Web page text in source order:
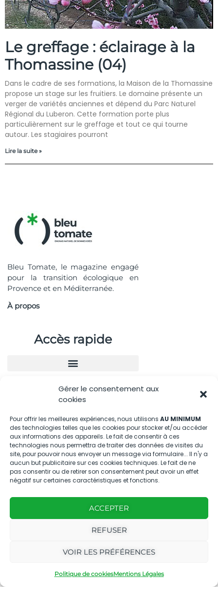
Gérer le consentement aux
cookies
Pour offrir les meilleures expériences, nous utilisons AU MINIMUM
des technologies telles que les cookies pour stocker et/ou accéder
aux informations des appareils. Le fait de consentir à ces
technologies nous permettra de traiter des données de visites du
site, pour pouvoir nous envoyer un message via formulaire... Il n'y a
aucun but publicitaire sur ces cookies techniques. Le fait de ne
pas consentir ou de retirer son consentement peut avoir un effet
négatif sur certaines caractéristiques et fonctions.
ACCEPTER
REFUSER
VOIR LES PRÉFÉRENCES
Politique de cookiesMentions Légales
Le greffage : éclairage à la
Thomassine (04)
Dans le cadre de ses formations, la Maison de la Thomassine
propose un stage sur les fruitiers. Le domaine présente un
verger de variétés anciennes et dépend du Parc Naturel
Régional du Luberon. Cette formation porte plus
particulièrement sur le greffage et tout ce qui tourne
autour. Les stagiaires pourront
Lire la suite »
Bleu Tomate, le magazine engagé
pour la transition écologique en
Provence et en Méditerranée.
À propos
Accès rapide
Nous contacter
04.88.08.75.28
contactBT@bleu-tomate.fr
Kit média
Kit média Bleu Tomate
Nous suivre